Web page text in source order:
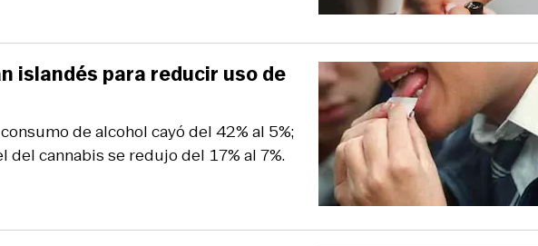
de alcohol cayó del 42% al 5%;
del cannabis se redujo del 17% al 7%.
islandés para reducir uso de